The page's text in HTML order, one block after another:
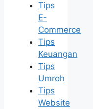
Tips
E-
Commerce
Tips
Keuangan
Tips
Umroh
Tips
Website